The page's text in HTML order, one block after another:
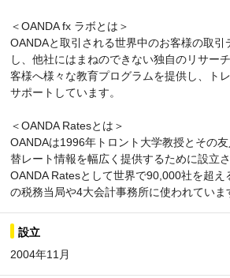
＜OANDA fx ラボとは＞
OANDAと取引される世界中のお客様の取引
し、他社にはまねのできない独自のリサー
客様へ様々な教育プログラムを提供し、ト
サポートしています。
＜OANDA Ratesとは＞
OANDAは1996年トロント大学教授とその
替レート情報を幅広く提供するために設立
OANDA Ratesとして世界で90,000社を超え
の税務当局や4大会計事務所に使われていま
設立
2004年11月